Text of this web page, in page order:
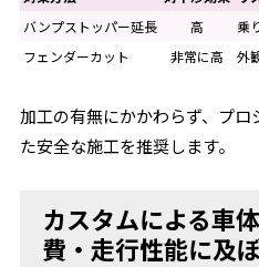
バンプストッパー延長
高 乗
フェンダーカット
非常に高 外
加工の有無にかかわらず、プ
た安全な施工を推奨します。
カスタムによる車
費・走行性能に及